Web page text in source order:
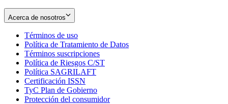
Acerca de nosotros
Términos de uso
in
new
window
Política de Tratamiento de Datos
Términos suscripciones
in
Política de Riesgos C/ST
Política SAGRILAFT
new
window
Certificación ISSN
in
new
TyC Plan de Gobierno
in
Protección del consumidorOpens